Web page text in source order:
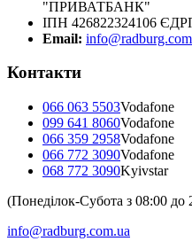
"ПРИВАТБАНК"
ІПН 426822324106
Email:
Контакти
066 063 5503Vodafone
099 641 8060Vodafone
066 359 2958Vodafone
066 772 3090Vodafone
068 772 3090Kyivstar
(Понеділок-Субота з 08:00 до
info@radburg.com.ua